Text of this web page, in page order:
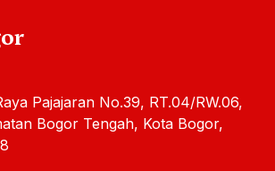
Pajajaran No.39, RT.04/RW.06,
Bogor Tengah, Kota Bogor,